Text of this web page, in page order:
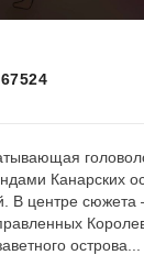
Канарских
В центре сюжета
острова...